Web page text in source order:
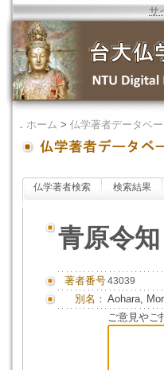
サ
． ホーム > 仏学著者データベー
仏学著者検索 検索結果
青原令知
著者番号43039
別名： Aohara,
ご意見やご